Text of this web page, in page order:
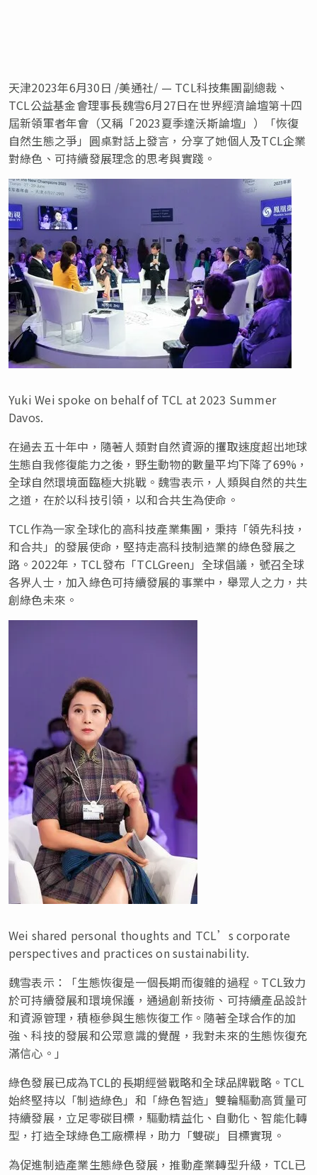
天津2023年6月30日 /美通社/ — TCL科技集團副總裁、
TCL公益基金會理事長魏雪6月27日在世界經濟論壇第十四
屆新領軍者年會（又稱「2023夏季達沃斯論壇」）「恢復
自然生態之爭」圓桌對話上發言，分享了她個人及TCL企業
對綠色、可持續發展理念的思考與實踐。
Yuki Wei spoke on behalf of TCL at 2023 Summer
Davos.
在過去五十年中，隨著人類對自然資源的攫取速度超出地球
生態自我修復能力之後，野生動物的數量平均下降了69%，
全球自然環境面臨極大挑戰。魏雪表示，人類與自然的共生
之道，在於以科技引領，以和合共生為使命。
TCL作為一家全球化的高科技產業集團，秉持「領先科技，
和合共」的發展使命，堅持走高科技制造業的綠色發展之
路。2022年，TCL發布「TCLGreen」全球倡議，號召全球
各界人士，加入綠色可持續發展的事業中，舉眾人之力，共
創綠色未來。
Wei shared personal thoughts and TCL’s corporate
perspectives and practices on sustainability.
魏雪表示：「生態恢復是一個長期而復雜的過程。TCL致力
於可持續發展和環境保護，通過創新技術、可持續產品設計
和資源管理，積極參與生態恢復工作。隨著全球合作的加
強、科技的發展和公眾意識的覺醒，我對未來的生態恢復充
滿信心。」
綠色發展已成為TCL的長期經營戰略和全球品牌戰略。TCL
始終堅持以「制造綠色」和「綠色智造」雙輪驅動高質量可
持續發展，立足零碳目標，驅動精益化、自動化、智能化轉
型，打造全球綠色工廠標桿，助力「雙碳」目標實現。
為促進制造產業生態綠色發展，推動產業轉型升級，TCL已